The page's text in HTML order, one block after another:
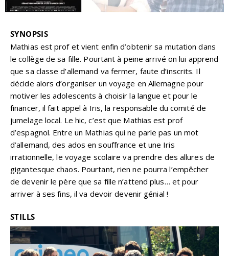
SYNOPSIS
Mathias est prof et vient enfin d’obtenir sa mutation dans
le collège de sa fille. Pourtant à peine arrivé on lui apprend
que sa classe d’allemand va fermer, faute d’inscrits. Il
décide alors d’organiser un voyage en Allemagne pour
motiver les adolescents à choisir la langue et pour le
financer, il fait appel à Iris, la responsable du comité de
jumelage local. Le hic, c’est que Mathias est prof
d’espagnol. Entre un Mathias qui ne parle pas un mot
d’allemand, des ados en souffrance et une Iris
irrationnelle, le voyage scolaire va prendre des allures de
gigantesque chaos. Pourtant, rien ne pourra l’empêcher
de devenir le père que sa fille n’attend plus… et pour
arriver à ses fins, il va devoir devenir génial !
STILLS